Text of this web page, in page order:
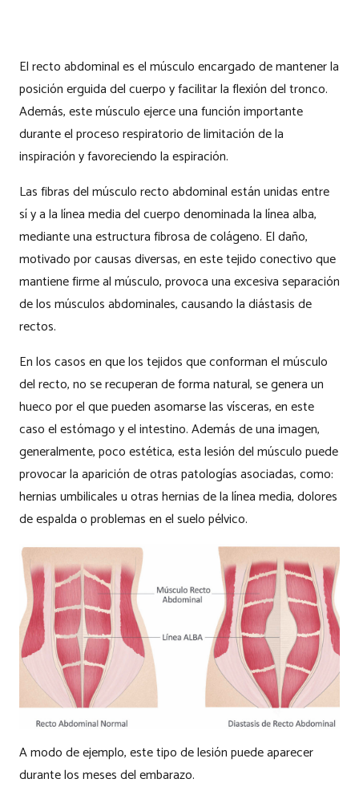
El recto abdominal es el músculo encargado de mantener la
posición erguida del cuerpo y facilitar la flexión del tronco.
Además, este músculo ejerce una función importante
durante el proceso respiratorio de limitación de la
inspiración y favoreciendo la espiración.
Las fibras del músculo recto abdominal están unidas entre
sí y a la línea media del cuerpo denominada la línea alba,
mediante una estructura fibrosa de colágeno. El daño,
motivado por causas diversas, en este tejido conectivo que
mantiene firme al músculo, provoca una excesiva separación
de los músculos abdominales, causando la diástasis de
rectos.
En los casos en que los tejidos que conforman el músculo
del recto, no se recuperan de forma natural, se genera un
hueco por el que pueden asomarse las vísceras, en este
caso el estómago y el intestino. Además de una imagen,
generalmente, poco estética, esta lesión del músculo puede
provocar la aparición de otras patologías asociadas, como:
hernias umbilicales u otras hernias de la línea media, dolores
de espalda o problemas en el suelo pélvico.
A modo de ejemplo, este tipo de lesión puede aparecer
durante los meses del embarazo.